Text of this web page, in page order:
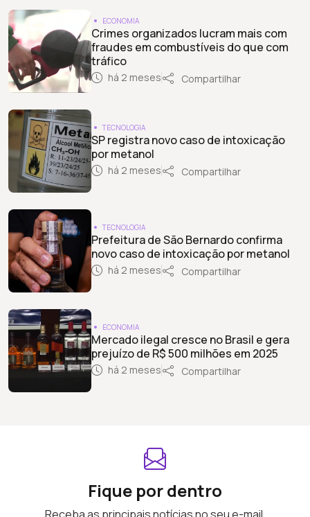
ECONOMIA
Crimes organizados lucram mais com
fraudes em combustíveis do que com
tráfico
há 2 meses Compartilhar
TECNOLOGIA
SP registra novo caso de intoxicação
por metanol
há 2 meses Compartilhar
TECNOLOGIA
Prefeitura de São Bernardo confirma
novo caso de intoxicação por metanol
há 2 meses Compartilhar
ECONOMIA
Mercado ilegal cresce no Brasil e gera
prejuízo de R$ 500 milhões em 2025
há 2 meses Compartilhar
Fique por dentro